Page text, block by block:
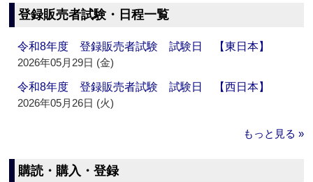
登録販売者試験・日程一覧
令和8年度 登録販売者試験 試験日 【東日本】
2026年05月29日 (金)
令和8年度 登録販売者試験 試験日 【西日本】
2026年05月26日 (火)
もっと見る »
購読・購入・登録